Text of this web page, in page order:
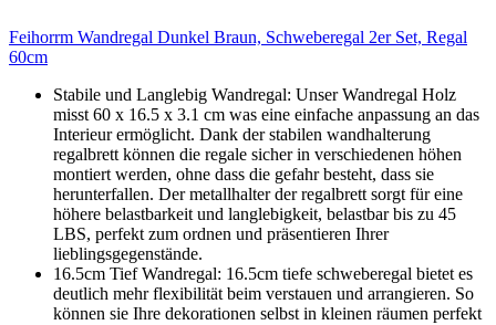
Feihorrm Wandregal Dunkel Braun, Schweberegal 2er Set, Regal
60cm
Stabile und Langlebig Wandregal: Unser Wandregal Holz
misst 60 x 16.5 x 3.1 cm was eine einfache anpassung an das
Interieur ermöglicht. Dank der stabilen wandhalterung
regalbrett können die regale sicher in verschiedenen höhen
montiert werden, ohne dass die gefahr besteht, dass sie
herunterfallen. Der metallhalter der regalbrett sorgt für eine
höhere belastbarkeit und langlebigkeit, belastbar bis zu 45
LBS, perfekt zum ordnen und präsentieren Ihrer
lieblingsgegenstände.
16.5cm Tief Wandregal: 16.5cm tiefe schweberegal bietet es
deutlich mehr flexibilität beim verstauen und arrangieren. So
können sie Ihre dekorationen selbst in kleinen räumen perfekt